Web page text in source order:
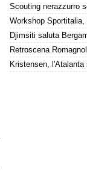
Kristensen,